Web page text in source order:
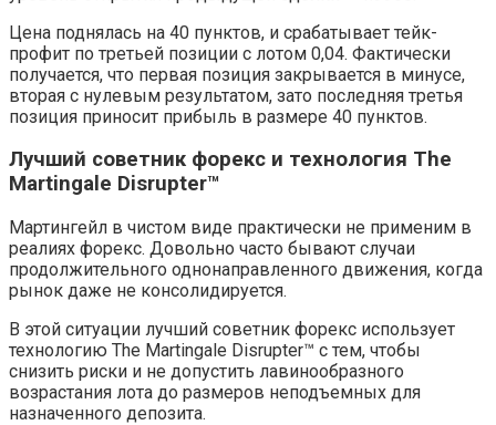
Цена поднялась на 40 пунктов, и срабатывает тейк-
профит по третьей позиции с лотом 0,04. Фактически
получается, что первая позиция закрывается в минусе,
вторая с нулевым результатом, зато последняя третья
позиция приносит прибыль в размере 40 пунктов.
Лучший советник форекс и технология The
Martingale Disrupter™
Мартингейл в чистом виде практически не применим в
реалиях форекс. Довольно часто бывают случаи
продолжительного однонаправленного движения, когда
рынок даже не консолидируется.
В этой ситуации лучший советник форекс использует
технологию The Martingale Disrupter™ с тем, чтобы
снизить риски и не допустить лавинообразного
возрастания лота до размеров неподъемных для
назначенного депозита.